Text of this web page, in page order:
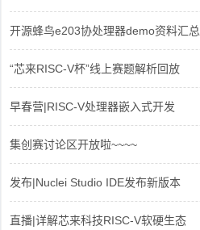
开源蜂鸟e203协处理器demo资料汇总
“芯来RISC-V杯”线上赛题解析回放
早春营|RISC-V处理器嵌入式开发
集创赛讨论区开放啦~~~~
发布|Nuclei Studio IDE发布新版本
直播|详解芯来科技RISC-V软硬生态